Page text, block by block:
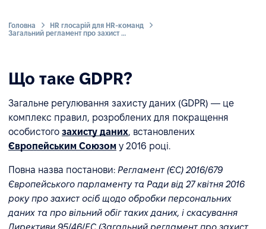
Головна
HR глосарій для HR-команд
Загальний регламент про захист даних (GDPR)
Що таке GDPR?
Загальне регулювання захисту даних (GDPR) — це
комплекс правил, розроблених для покращення
особистого захисту даних, встановлених
Європейським Союзом у 2016 році.
Повна назва постанови: Регламент (ЄС) 2016/679
Європейського парламенту та Ради від 27 квітня 2016
року про захист осіб щодо обробки персональних
даних та про вільний обіг таких даних, і скасування
Директиви 95/46/EC (Загальний регламент про захист